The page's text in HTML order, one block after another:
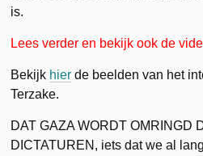
is.
Lees verder en bekijk ook de
Bekijk hier de beelden van het
Terzake.
DAT GAZA WORDT OMRINGD
DICTATUREN, iets dat we al